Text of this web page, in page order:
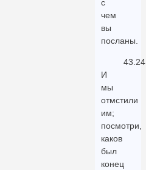
с
чем
вы
посланы.
43.24
И
мы
отмстили
им;
посмотри,
каков
был
конец